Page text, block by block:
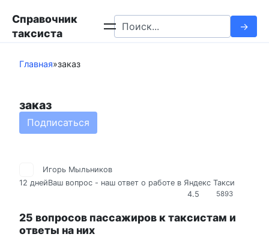
контенту
Справочник
таксиста
Search
for:
Главная»заказ
заказ
Подписаться
5893
4.5
Игорь Мыльников
12 днейВаш вопрос - наш ответ о работе в Яндекс Такси
25 вопросов пассажиров к таксистам и
ответы на них